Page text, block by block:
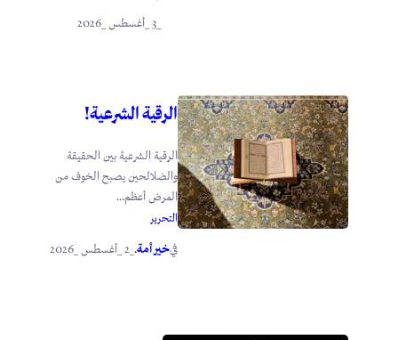
الرقية الشرعية!
الرقية الشرعية بين الحقيقة
والضلالحين يصبح الخوف من
المرض أعظم...
التحرير
فيخير أمة.